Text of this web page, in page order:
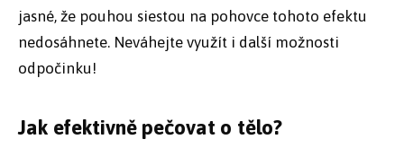
jasné, že pouhou siestou na pohovce tohoto efektu
nedosáhnete. Neváhejte využít i další možnosti
odpočinku!
Jak efektivně pečovat o tělo?